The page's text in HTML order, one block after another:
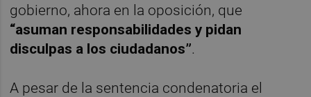
gobierno, ahora en la oposición, que
“asuman responsabilidades y pidan
disculpas a los ciudadanos”.
A pesar de la sentencia condenatoria el